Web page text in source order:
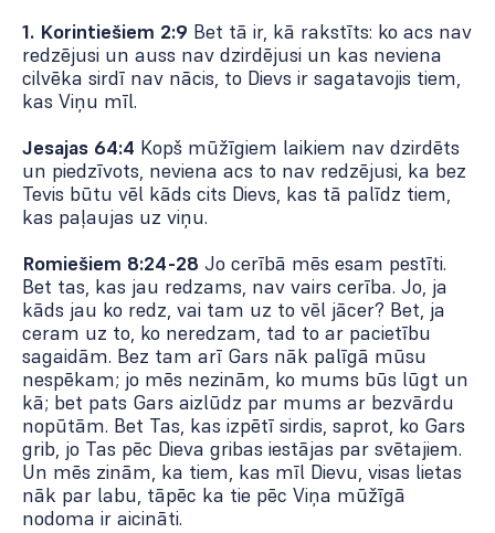
1. Korintiešiem 2:9 Bet tā ir, kā rakstīts: ko acs nav
redzējusi un auss nav dzirdējusi un kas neviena
cilvēka sirdī nav nācis, to Dievs ir sagatavojis tiem,
kas Viņu mīl.
Jesajas 64:4 Kopš mūžīgiem laikiem nav dzirdēts
un piedzīvots, neviena acs to nav redzējusi, ka bez
Tevis būtu vēl kāds cits Dievs, kas tā palīdz tiem,
kas paļaujas uz viņu.
Romiešiem 8:24-28 Jo cerībā mēs esam pestīti.
Bet tas, kas jau redzams, nav vairs cerība. Jo, ja
kāds jau ko redz, vai tam uz to vēl jācer? Bet, ja
ceram uz to, ko neredzam, tad to ar pacietību
sagaidām. Bez tam arī Gars nāk palīgā mūsu
nespēkam; jo mēs nezinām, ko mums būs lūgt un
kā; bet pats Gars aizlūdz par mums ar bezvārdu
nopūtām. Bet Tas, kas izpētī sirdis, saprot, ko Gars
grib, jo Tas pēc Dieva gribas iestājas par svētajiem.
Un mēs zinām, ka tiem, kas mīl Dievu, visas lietas
nāk par labu, tāpēc ka tie pēc Viņa mūžīgā
nodoma ir aicināti.